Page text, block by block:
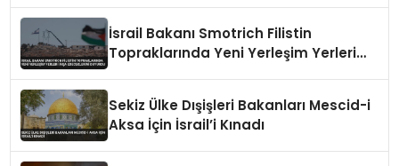
İsrail Bakanı Smotrich Filistin
Topraklarında Yeni Yerleşim Yerleri
Sekiz Ülke Dışişleri Bakanları Mescid-i
Aksa İçin İsrail’i Kınadı